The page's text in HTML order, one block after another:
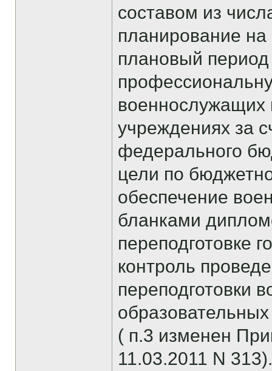
составом из
планирование
плановый
военнослужащих
учреждениях за
федерального
цели по
обеспечение
бланками
переподготовке
контроль
переподготовки
( п.3 изменен
11.03.2011 N 313).